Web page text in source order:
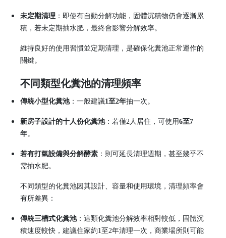
未定期清理 ：即使有自動分解功能，固體沉積物仍會逐漸累
積，若未定期抽水肥，最終會影響分解效率。
維持良好的使用習慣並定期清理，是確保化糞池正常運作的
關鍵。
不同類型化糞池的清理頻率
傳統小型化糞池：一般建議1至2年抽一次。
新房子設計的十人份化糞池：若僅2人居住，可使用6至7
年。
若有打氣設備與分解酵素 ：則可延長清理週期，甚至幾乎不
需抽水肥。
不同類型的化糞池因其設計、容量和使用環境，清理頻率會
有所差異：
傳統三槽式化糞池：這類化糞池分解效率相對較低，固體沉
積速度較快，建議住家約1至2年清理一次，商業場所則可能